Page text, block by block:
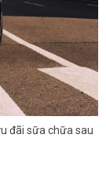
đãi sữa chữa sau